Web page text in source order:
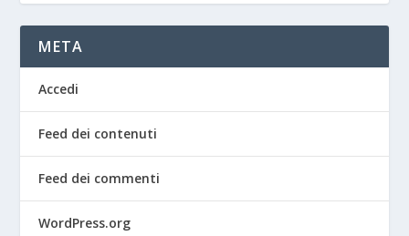
META
Accedi
Feed dei contenuti
Feed dei commenti
WordPress.org